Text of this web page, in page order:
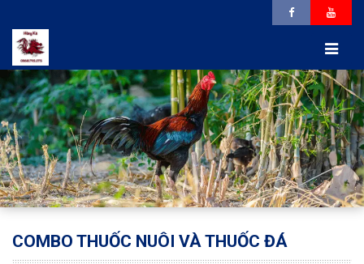
COMBO THUỐC NUÔI VÀ THUỐC ĐÁ